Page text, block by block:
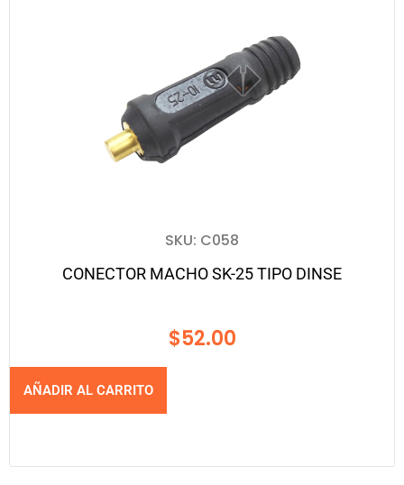
SKU: C058
CONECTOR MACHO SK-25 TIPO DINSE
$52.00
AÑADIR AL CARRITO